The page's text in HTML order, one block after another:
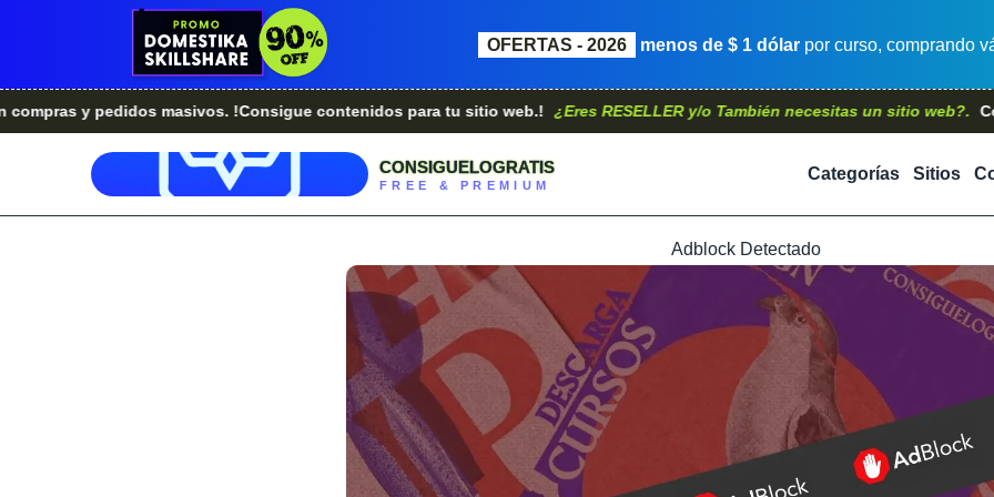
OFERTAS - 2026 menos de $ 1 dólar por curso, comprando
y pedidos masivos. !Consigue contenidos para tu sitio web.! ¿Eres RESELLER y/o También necesitas un sitio web?.
CONSIGUELOGRATIS
FREE & PREMIUM
Categorías Sitios
Adblock Detectado